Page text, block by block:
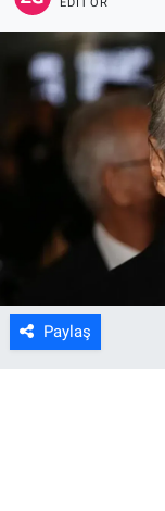
EDITÖR
Paylaş